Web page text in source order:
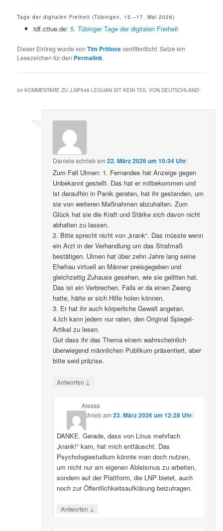
Tage der digitalen Freiheit (Tübingen, 15.–17. Mai 2026)
tdf.cttue.de: 5. Tübinger Tage der digitalen Freiheit
Dieser Eintrag wurde vonTim Pritloveveröffentlicht. Setze ein
Lesezeichen für den Permalink.
34 KOMMENTARE ZU „LNP548 LEGUAN IST KEIN TEIL VON DEUTSCHLAND“
Daniela schriebam22. März 2026 um 10:34 Uhr:
Zum Fall Ulmen: 1. Fernandes hat Anzeige gegen
Unbekannt gestellt. Das hat er mitbekommen und
ist daraufhin in Panik geraten, hat ihr gestanden, um
sie von weiteren Maßnahmen abzuhalten. Zum
Glück hat sie die Kraft und Stärke sich davon nicht
abhalten zu lassen.
2. Bitte sprecht nicht von „krank“. Das müsste wenn
ein Arzt in der Verhandlung um das Strafmaß
bestätigen. Ulmen hat über zehn Jahre lang seine
Ehefrau virtuell an Männer preisgegeben und
gleichzeitig Zuhause gesehen, wie sie gelitten hat.
Das ist ein Verbrechen. Falls er da einen Zwang
hatte, hätte er sich Hilfe holen können.
3. Er hat ihr auch körperliche Gewalt angetan.
4.Ich kann jedem nur raten, den Original Spiegel-
Artikel zu lesen.
Gut dass ihr das Thema einem wahrscheinlich
überwiegend männlichen Publikum präsentiert, aber
bitte seid präzise.
Antworten ↓
Alessa
schriebam 23. März 2026 um 12:28 Uhr:
DANKE. Gerade, dass von Linus mehrfach
„krank!“ kam, hat mich enttäuscht. Das
Psychologiestudium könnte man doch nutzen,
um nicht nur am eigenen Ableismus zu arbeiten,
sondern auf der Plattform, die LNP bietet, auch
noch zur Öffentlichkeitsaufklärung beizutragen.
Antworten ↓